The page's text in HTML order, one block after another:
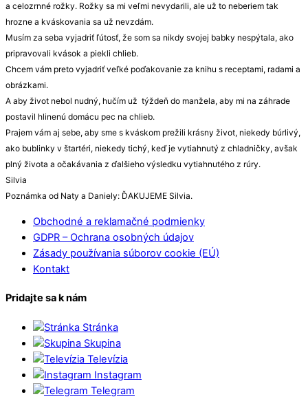
a celozrnné rožky. Rožky sa mi veľmi nevydarili, ale už to neberiem tak
hrozne a kváskovania sa už nevzdám.
Musím za seba vyjadriť ľútosť, že som sa nikdy svojej babky nespýtala, ako
pripravovali kvások a piekli chlieb.
Chcem vám preto vyjadriť veľké poďakovanie za knihu s receptami, radami a
obrázkami.
A aby život nebol nudný, hučím už týždeň do manžela, aby mi na záhrade
postavil hlinenú domácu pec na chlieb.
Prajem vám aj sebe, aby sme s kváskom prežili krásny život, niekedy búrlivý,
ako bublinky v štartéri, niekedy tichý, keď je vytiahnutý z chladničky, avšak
plný života a očakávania z ďalšieho výsledku vytiahnutého z rúry.
Silvia
Poznámka od Naty a Daniely: ĎAKUJEME Silvia.
Obchodné a reklamačné podmienky
GDPR – Ochrana osobných údajov
Zásady používania súborov cookie (EÚ)
Kontakt
Pridajte sa k nám
Stránka
Skupina
Televízia
Instagram
Telegram